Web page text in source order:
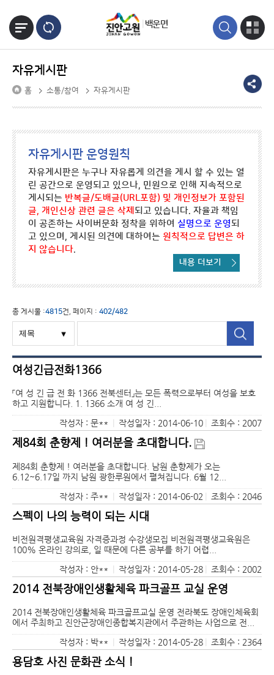
백운면
자유게시판
홈 소통/참여 자유게시판
자유게시판 운영원칙
자유게시판은 누구나 자유롭게 의견을 게시 할 수 있는 열
린 공간으로 운영되고 있으나, 민원으로 인해 지속적으로
게시되는 반복글/도배글(URL포함) 및 개인정보가 포함된
글, 개인신상 관련 글은 삭제 되고 있습니다. 자율과 책임
이 공존하는 사이버문화 정착을 위하여 실명으로 운영되
고 있으며, 게시된 의견에 대하여는 원칙적으로 답변은 하
지 않습니다.
내용 더보기
총 게시물 :4815건, 페이지 : 402/482
여성긴급전화1366
「여 성 긴 급 전 화 1366 전북센터」는 모든 폭력으로부터 여성을 보호
하고 지원합니다. 1. 1366 소개 여 성 긴...
작성자 : 문**
작성일자 : 2014-06-10 조회수 : 2007
제84회 춘향제 ! 여러분을 초대합니다.
제84회 춘향제 ! 여러분을 초대합니다. 남원 춘향제가 오는
6.12~6.17일 까지 남원 광한루원에서 펼쳐집니다. 6월 12...
작성자 : 주**
작성일자 : 2014-06-02 조회수 : 2046
스펙이 나의 능력이 되는 시대
비전원격평생교육원 자격증과정 수강생모집 비전원격평생교육원은
100% 온라인 강의로, 일 때문에 다른 공부를 하기 어렵...
작성자 : 안**
작성일자 : 2014-05-28 조회수 : 2002
2014 전북장애인생활체육 파크골프 교실 운영
2014 전북장애인생활체육 파크골프교실 운영 전라북도 장애인체육회
에서 주최하고 진안군장애인종합복지관에서 주관하는 사업으로 전...
작성자 : 박**
작성일자 : 2014-05-28 조회수 : 2364
용담호 사진 문화관 소식 !